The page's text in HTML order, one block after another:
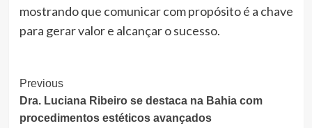
mostrando que comunicar com propósito é a chave
para gerar valor e alcançar o sucesso.
Post
Navigation
Previous
Dra. Luciana Ribeiro se destaca na Bahia com
procedimentos estéticos avançados